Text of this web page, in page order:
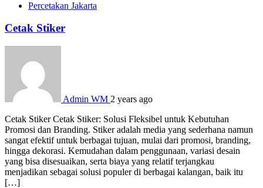
Percetakan Jakarta
Cetak Stiker
Admin WM 2 years ago
Cetak Stiker Cetak Stiker: Solusi Fleksibel untuk Kebutuhan
Promosi dan Branding. Stiker adalah media yang sederhana namun
sangat efektif untuk berbagai tujuan, mulai dari promosi, branding,
hingga dekorasi. Kemudahan dalam penggunaan, variasi desain
yang bisa disesuaikan, serta biaya yang relatif terjangkau
menjadikan sebagai solusi populer di berbagai kalangan, baik itu
[…]